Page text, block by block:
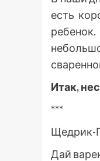
есть
Итак,
***
Щедрик-
Дай